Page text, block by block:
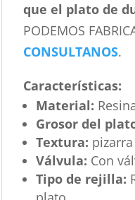
que el plato de
PODEMOS
CONSULTANOS.
Características:
Material:
Grosor del
Textura: pizarra
Válvula: Con
Tipo de rejilla: